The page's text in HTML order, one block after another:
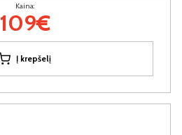
Kaina:
109€
Į krepšelį